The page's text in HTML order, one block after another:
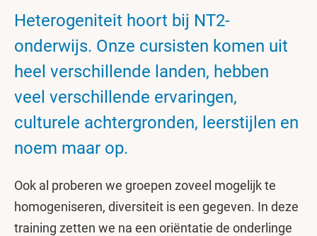
Heterogeniteit hoort bij NT2-
onderwijs. Onze cursisten komen uit
heel verschillende landen, hebben
veel verschillende ervaringen,
culturele achtergronden, leerstijlen en
noem maar op.
Ook al proberen we groepen zoveel mogelijk te
homogeniseren, diversiteit is een gegeven. In deze
training zetten we na een oriëntatie de onderlinge